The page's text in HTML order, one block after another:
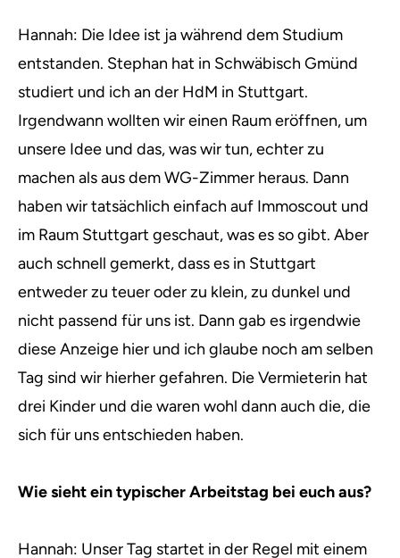
Hannah: Die Idee ist ja während dem Studium
entstanden. Stephan hat in Schwäbisch Gmünd
studiert und ich an der HdM in Stuttgart.
Irgendwann wollten wir einen Raum eröffnen, um
unsere Idee und das, was wir tun, echter zu
machen als aus dem WG-Zimmer heraus. Dann
haben wir tatsächlich einfach auf Immoscout und
im Raum Stuttgart geschaut, was es so gibt. Aber
auch schnell gemerkt, dass es in Stuttgart
entweder zu teuer oder zu klein, zu dunkel und
nicht passend für uns ist. Dann gab es irgendwie
diese Anzeige hier und ich glaube noch am selben
Tag sind wir hierher gefahren. Die Vermieterin hat
drei Kinder und die waren wohl dann auch die, die
sich für uns entschieden haben.
Wie sieht ein typischer Arbeitstag bei euch aus?
Hannah: Unser Tag startet in der Regel mit einem